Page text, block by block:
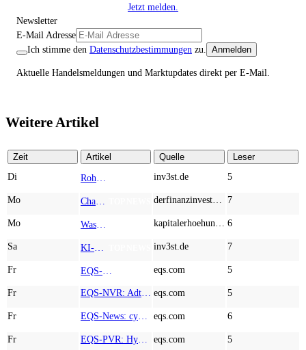
Jetzt melden.
Newsletter
E-Mail Adresse
Ich stimme den Datenschutzbestimmungen zu. Anmelden
Aktuelle Handelsmeldungen und Marktupdates direkt per E-Mail.
Weitere Artikel
Zeit Artikel Quelle
Leser
Di
inv3st.de 5
Mo 7
Mo 6
Sa inv3st.de 7
Fr eqs.com 5
Fr eqs.com 5
Fr eqs.com 6
Fr eqs.com 5